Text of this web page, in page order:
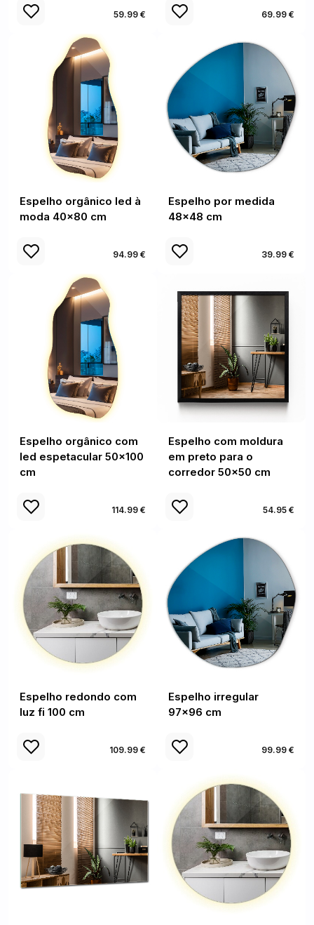
59.99 € 69.99 €
Espelho orgânico led à
moda 40x80 cm
94.99 €
Espelho por medida
48x48 cm
39.99 €
Espelho orgânico com
led espetacular 50x100
cm
114.99 €
Espelho com moldura
em preto para o
corredor 50x50 cm
54.95 €
Espelho redondo com
luz fi 100 cm
109.99 €
Espelho irregular
97x96 cm
99.99 €